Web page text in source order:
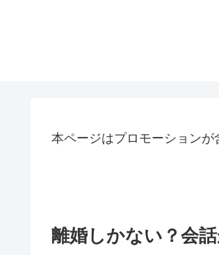
本ページはプロモーションが
離婚しかない？会